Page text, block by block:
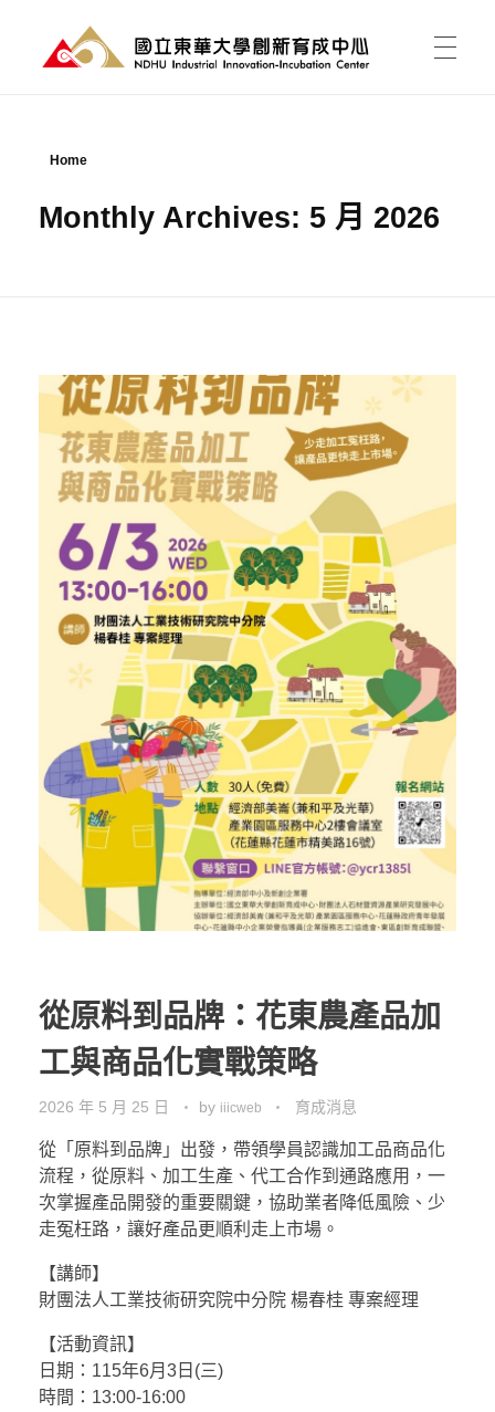
我的育成
進駐育成
空間介紹與租用
行政人員介紹
張文彥 主任
吳其璁 經理
劉美慧 助理
課程活動
東之皇華創業競賽
活動花絮
東區聯盟相關資訊
轉知訊息
舊網站訊息(2019前)
資料櫃
關於中心
樓層平面圖
東區聯盟
聯絡育成
其他資源
國立東華大學
研究發展處
社團法人中華創業育成協會
新創圓夢網
百萬旗艦計畫
Home
Monthly Archives: 5 月 2026
從原料到品牌：花東農產品加
工與商品化實戰策略
2026 年 5 月 25 日 by iiicweb 育成消息
從「原料到品牌」出發，帶領學員認識加工品商品化
流程，從原料、加工生產、代工合作到通路應用，一
次掌握產品開發的重要關鍵，協助業者降低風險、少
走冤枉路，讓好產品更順利走上市場。
【講師】
財團法人工業技術研究院中分院 楊春桂 專案經理
【活動資訊】
日期：115年6月3日(三)
時間：13:00-16:00